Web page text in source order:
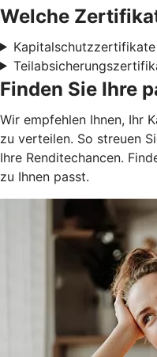
Welche
Kapitalschutzzertifikate
Finden Sie Ihre
Wir empfehlen Ihnen, Ihr
zu verteilen. So streuen
Ihre Renditechancen.
zu Ihnen passt.